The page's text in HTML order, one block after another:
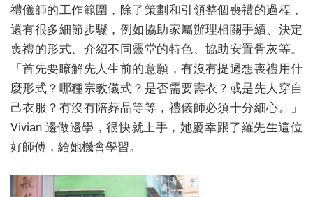
禮儀師的工作範圍，除了策劃和引領整個喪禮的過程，
還有很多細節步驟，例如協助家屬辦理相關手續、決定
喪禮的形式、介紹不同靈堂的特色、協助安置骨灰等。
「首先要瞭解先人生前的意願，有沒有提過想喪禮用什
麼形式？哪種宗教儀式？是否需要壽衣？或是先人穿自
己衣服？有沒有陪葬品等等，禮儀師必須十分細心。」
Vivian 邊做邊學，很快就上手，她慶幸跟了羅先生這位
好師傅，給她機會學習。